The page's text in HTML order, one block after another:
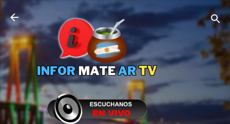
Ir al contenido principal